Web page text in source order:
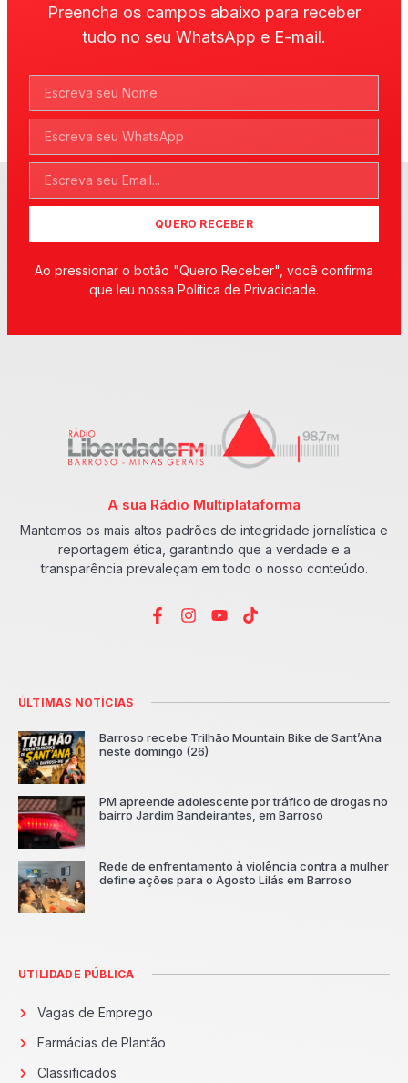
Preencha os campos abaixo para receber
tudo no seu WhatsApp e E-mail.
QUERO RECEBER
Ao pressionar o botão "Quero Receber", você confirma
que leu nossa Política de Privacidade.
A sua Rádio Multiplataforma
Mantemos os mais altos padrões de integridade jornalística e
reportagem ética, garantindo que a verdade e a
transparência prevaleçam em todo o nosso conteúdo.
ÚLTIMAS NOTÍCIAS
Barroso recebe Trilhão Mountain Bike de Sant’Ana
neste domingo (26)
PM apreende adolescente por tráfico de drogas no
bairro Jardim Bandeirantes, em Barroso
Rede de enfrentamento à violência contra a mulher
define ações para o Agosto Lilás em Barroso
UTILIDADE PÚBLICA
Vagas de Emprego
Farmácias de Plantão
Classificados